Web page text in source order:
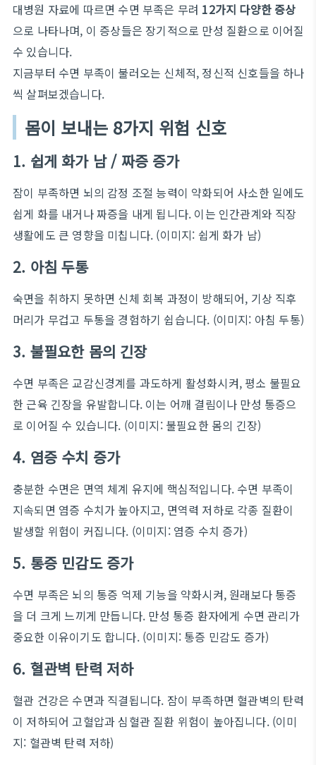
대병원 자료에 따르면 수면 부족은 무려 12가지 다양한 증상
으로 나타나며, 이 증상들은 장기적으로 만성 질환으로 이어질
수 있습니다.
지금부터 수면 부족이 불러오는 신체적, 정신적 신호들을 하나
씩 살펴보겠습니다.
몸이 보내는 8가지 위험 신호
1. 쉽게 화가 남 / 짜증 증가
잠이 부족하면 뇌의 감정 조절 능력이 약화되어 사소한 일에도
쉽게 화를 내거나 짜증을 내게 됩니다. 이는 인간관계와 직장
생활에도 큰 영향을 미칩니다. (이미지: 쉽게 화가 남)
2. 아침 두통
숙면을 취하지 못하면 신체 회복 과정이 방해되어, 기상 직후
머리가 무겁고 두통을 경험하기 쉽습니다. (이미지: 아침 두통)
3. 불필요한 몸의 긴장
수면 부족은 교감신경계를 과도하게 활성화시켜, 평소 불필요
한 근육 긴장을 유발합니다. 이는 어깨 결림이나 만성 통증으
로 이어질 수 있습니다. (이미지: 불필요한 몸의 긴장)
4. 염증 수치 증가
충분한 수면은 면역 체계 유지에 핵심적입니다. 수면 부족이
지속되면 염증 수치가 높아지고, 면역력 저하로 각종 질환이
발생할 위험이 커집니다. (이미지: 염증 수치 증가)
5. 통증 민감도 증가
수면 부족은 뇌의 통증 억제 기능을 약화시켜, 원래보다 통증
을 더 크게 느끼게 만듭니다. 만성 통증 환자에게 수면 관리가
중요한 이유이기도 합니다. (이미지: 통증 민감도 증가)
6. 혈관벽 탄력 저하
혈관 건강은 수면과 직결됩니다. 잠이 부족하면 혈관벽의 탄력
이 저하되어 고혈압과 심혈관 질환 위험이 높아집니다. (이미
지: 혈관벽 탄력 저하)